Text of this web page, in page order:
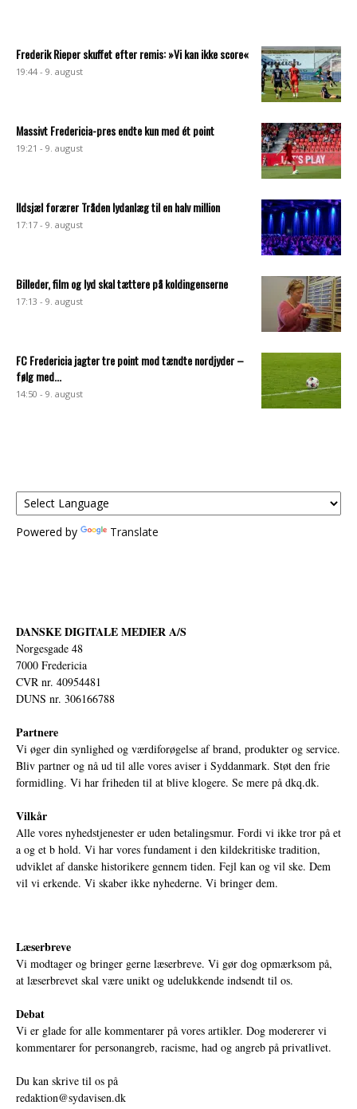
Frederik Rieper skuffet efter remis: »Vi kan ikke score«
19:44 - 9. august
Massivt Fredericia-pres endte kun med ét point
19:21 - 9. august
Ildsjæl forærer Tråden lydanlæg til en halv million
17:17 - 9. august
Billeder, film og lyd skal tættere på koldingenserne
17:13 - 9. august
FC Fredericia jagter tre point mod tændte nordjyder –
følg med...
14:50 - 9. august
Powered by Translate
DANSKE DIGITALE MEDIER A/S
Norgesgade 48
7000 Fredericia
CVR nr. 40954481
DUNS nr. 306166788
Partnere
Vi øger din synlighed og værdiforøgelse af brand, produkter og service.
Bliv partner og nå ud til alle vores aviser i Syddanmark. Støt den frie
formidling. Vi har friheden til at blive klogere. Se mere på dkq.dk.
Vilkår
Alle vores nyhedstjenester er uden betalingsmur. Fordi vi ikke tror på et
a og et b hold. Vi har vores fundament i den kildekritiske tradition,
udviklet af danske historikere gennem tiden. Fejl kan og vil ske. Dem
vil vi erkende. Vi skaber ikke nyhederne. Vi bringer dem.
Læserbreve
Vi modtager og bringer gerne læserbreve. Vi gør dog opmærksom på,
at læserbrevet skal være unikt og udelukkende indsendt til os.
Debat
Vi er glade for alle kommentarer på vores artikler. Dog modererer vi
kommentarer for personangreb, racisme, had og angreb på privatlivet.
Du kan skrive til os på
redaktion@sydavisen.dk